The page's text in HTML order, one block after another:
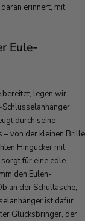
erinnert, mit
Eule-
bereitet, legen wir
durch seine
– von der kleinen Brille
Hingucker mit
für eine edle
den Eulen-
an der Schultasche,
ist dafür
Glücksbringer, der